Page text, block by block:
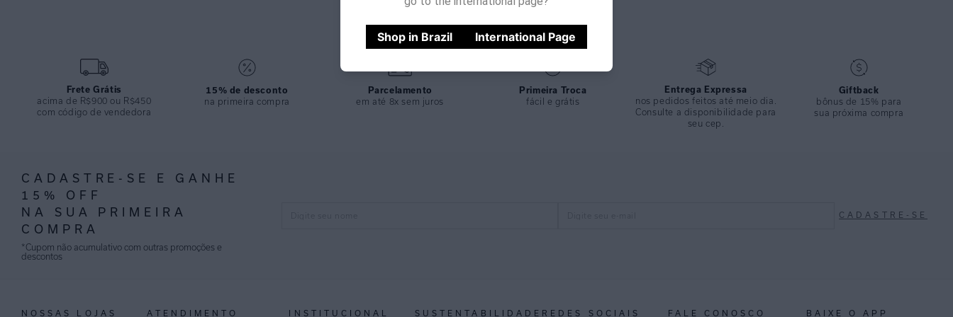
Shop in Brazil International Page
COMPOSIÇÃO
Frete Grátis
acima de R$900 ou R$450
com código de vendedora
15% de desconto
na primeira compra
Parcelamento
em até 8x sem juros
Primeira Troca
fácil e grátis
Entrega Expressa
nos pedidos feitos até meio dia.
Consulte a disponibilidade para
seu cep.
Giftback
bônus de 15% para
sua próxima compra
CADASTRE-SE E GANHE
15% OFF
NA SUA PRIMEIRA
COMPRA
*Cupom não acumulativo com outras promoções e
descontos
CADASTRE-SE
NOSSAS LOJAS ATENDIMENTO INSTITUCIONAL SUSTENTABILIDADE REDES SOCIAIS FALE CONOSCO BAIXE O APP